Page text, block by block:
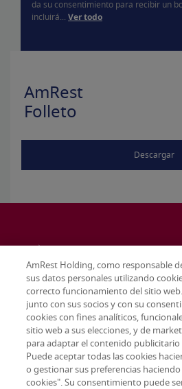
da su consentimiento para recibir un
incluirá... Ver todo
AmRest
Folleto
Descargar
AmRest Holding, como responsable
sus datos personales utilizando
correcto funcionamiento del sitio
junto con sus socios y con su
cookies con fines analíticos,
sitio web a sus elecciones, y de
para adaptar el contenido publicitario
Puede aceptar todas las cookies
o gestionar sus preferencias
cookies". Su consentimiento puede